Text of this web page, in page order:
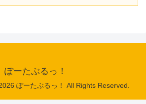
ぽーたぶるっ！
ぽーたぶるっ！ All Rights Reserved.